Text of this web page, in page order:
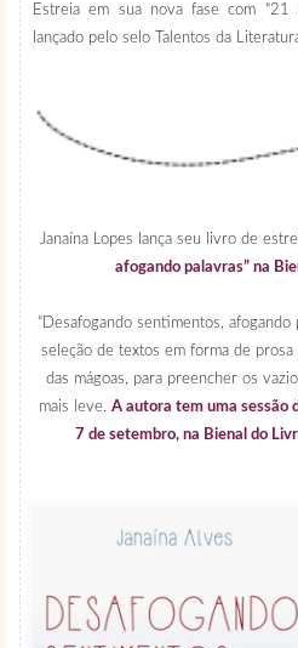
Estreia em sua nova fase com “21
lançado pelo selo Talentos da
Janaína Lopes lança seu livro de
afogando palavras” na
“Desafogando sentimentos, afogando
seleção de textos em forma de
das mágoas, para preencher os
mais leve. A autora tem uma sessão
7 de setembro, na Bienal do